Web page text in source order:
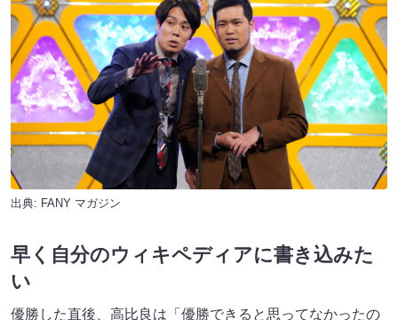
出典: FANY マガジン
早く自分のウィキペディアに書き込みた
い
優勝した直後、高比良は「優勝できると思ってなかったの